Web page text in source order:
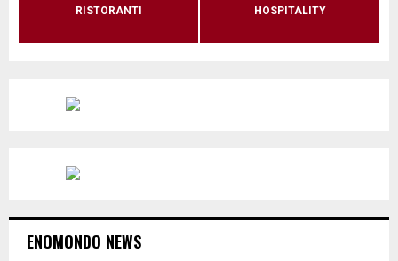
RISTORANTI HOSPITALITY
ENOMONDO NEWS